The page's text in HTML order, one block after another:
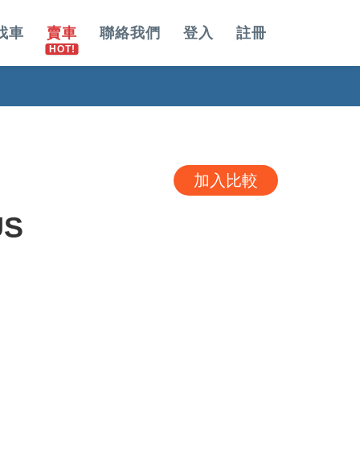
車 賣車 聯絡我們 登入 註冊
加入比較